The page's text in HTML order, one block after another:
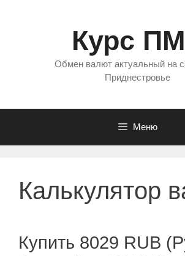
Курс
Обмен валют актуальный на
Приднестровье
Меню
Калькулятор
Купить 8029 RUB